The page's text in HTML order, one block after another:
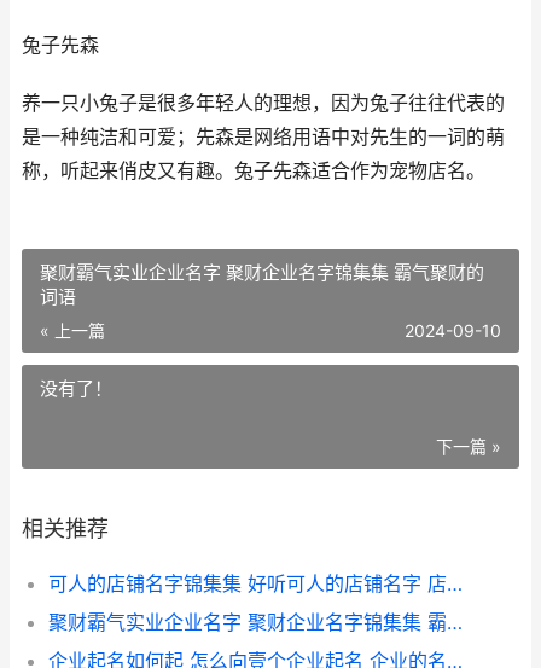
兔子先森
养一只小兔子是很多年轻人的理想，因为兔子往往代表的
是一种纯洁和可爱；先森是网络用语中对先生的一词的萌
称，听起来俏皮又有趣。兔子先森适合作为宠物店名。
聚财霸气实业企业名字 聚财企业名字锦集集 霸气聚财的
词语
« 上一篇 2024-09-10
没有了！
下一篇 »
相关推荐
可人的店铺名字锦集集 好听可人的店铺名字 店铺名字吸引人
聚财霸气实业企业名字 聚财企业名字锦集集 霸气聚财的词语
企业起名如何起 怎么向壹个企业起名 企业的名字怎么起